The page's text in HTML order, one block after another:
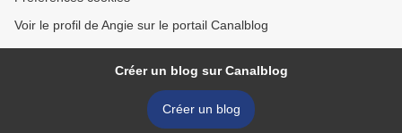
Voir le profil de Angie sur le portail Canalblog
Créer un blog sur Canalblog
Créer un blog